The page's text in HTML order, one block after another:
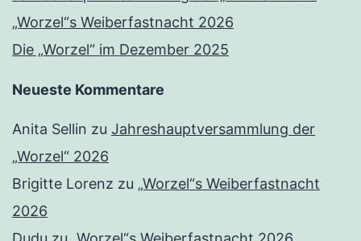
„Worzel“s Weiberfastnacht 2026
Die „Worzel“ im Dezember 2025
Neueste Kommentare
Anita Sellin zu Jahreshauptversammlung der
„Worzel“ 2026
Brigitte Lorenz zu „Worzel“s Weiberfastnacht
2026